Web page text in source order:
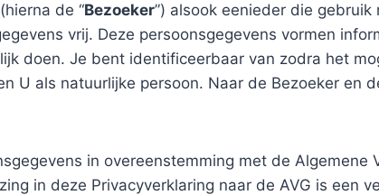
de “Bezoeker”) alsook eenieder die
vrij. Deze persoonsgegevens vormen
doen. Je bent identificeerbaar van zodra het
U als natuurlijke persoon. Naar de Bezoeker en
in overeenstemming met de Algemene
in deze Privacyverklaring naar de AVG is een